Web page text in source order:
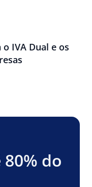
IVA Dual e os
do